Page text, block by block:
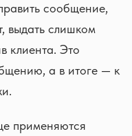
сообщение,
выдать слишком
клиента. Это
а в итоге — к
применяются